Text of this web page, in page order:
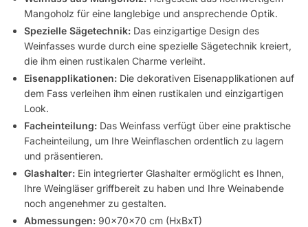
Mangoholz für eine langlebige und ansprechende Optik.
Spezielle Sägetechnik: Das einzigartige Design des
Weinfasses wurde durch eine spezielle Sägetechnik kreiert,
die ihm einen rustikalen Charme verleiht.
Eisenapplikationen: Die dekorativen Eisenapplikationen auf
dem Fass verleihen ihm einen rustikalen und einzigartigen
Look.
Facheinteilung: Das Weinfass verfügt über eine praktische
Facheinteilung, um Ihre Weinflaschen ordentlich zu lagern
und präsentieren.
Glashalter: Ein integrierter Glashalter ermöglicht es Ihnen,
Ihre Weingläser griffbereit zu haben und Ihre Weinabende
noch angenehmer zu gestalten.
Abmessungen: 90x70x70 cm (HxBxT)